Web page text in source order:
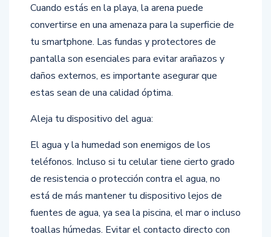
Cuando estás en la playa, la arena puede
convertirse en una amenaza para la superficie de
tu smartphone. Las fundas y protectores de
pantalla son esenciales para evitar arañazos y
daños externos, es importante asegurar que
estas sean de una calidad óptima.
Aleja tu dispositivo del agua:
El agua y la humedad son enemigos de los
teléfonos. Incluso si tu celular tiene cierto grado
de resistencia o protección contra el agua, no
está de más mantener tu dispositivo lejos de
fuentes de agua, ya sea la piscina, el mar o incluso
toallas húmedas. Evitar el contacto directo con